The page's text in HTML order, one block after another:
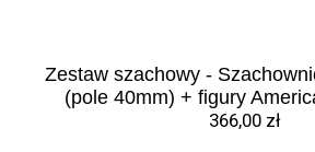
Zestaw szachowy -
(pole 40mm) + figury
366,00 zł